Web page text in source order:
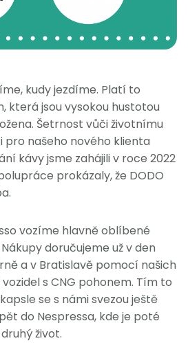
idodo.de
idodo.at
idodo.group
kudy jezdíme. Platí to
která jsou vysokou hustotou
Šetrnost vůči životnímu
pro našeho nového klienta
kávy jsme zahájili v roce 2022
prokázaly, že DODO
vozíme hlavně oblíbené
doručujeme už v den
a v Bratislavě pomocí našich
s CNG pohonem. Tím to
se s námi svezou ještě
do Nespressa, kde je poté
život.